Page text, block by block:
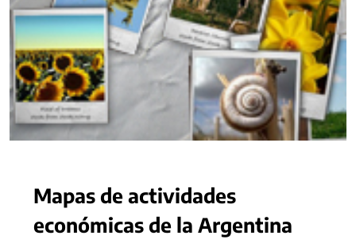
Mapas de actividades
económicas de la Argentina